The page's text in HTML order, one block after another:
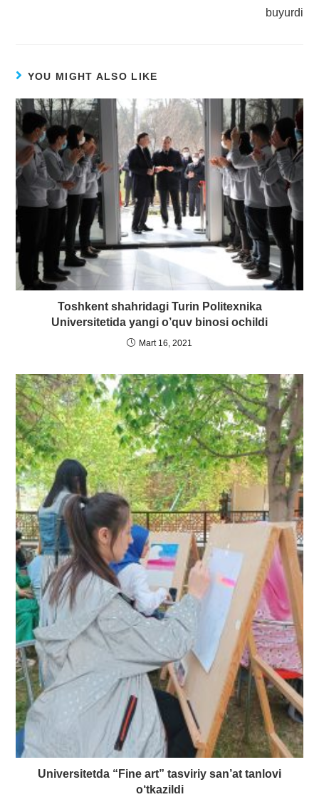
buyurdi
YOU MIGHT ALSO LIKE
Toshkent shahridagi Turin Politexnika
Universitetida yangi o’quv binosi ochildi
Mart 16, 2021
Universitetda “Fine art” tasviriy san’at tanlovi
o‘tkazildi